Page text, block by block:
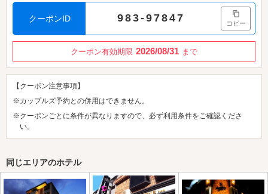
クーポンID 983-97847 コピー
クーポン有効期限 2026/08/31 まで
【クーポン注意事項】
※カップルズ予約との併用はできません。
※クーポンごとに条件が異なりますので、必ず利用条件をご確認くださ
い。
同じエリアのホテル